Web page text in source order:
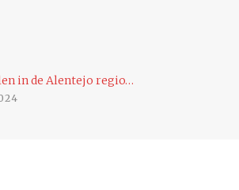
in de Alentejo regio…